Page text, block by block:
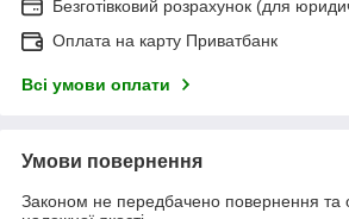
Безготівковий розрахунок (для
Оплата на карту Приватбанк
Всі умови оплати
Умови повернення
Законом не передбачено повернення та